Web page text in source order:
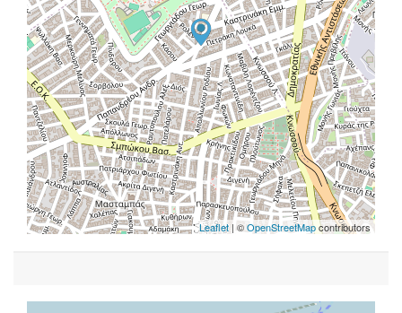
Leaflet | ©OpenStreetMapcontributors